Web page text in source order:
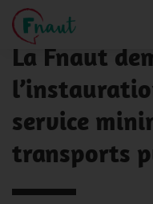
Panneau de gestion des
NOS ACTUALITÉS
La Fnaut
service
transports